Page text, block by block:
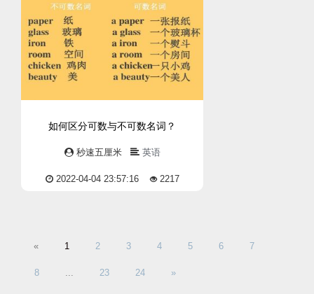
如何区分可数与不可数名词？
秒速五厘米 英语
2022-04-04 23:57:16 2217
« 1 2 3 4 5 6 7
8 ... 23 24 »